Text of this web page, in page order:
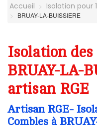
Accueil Isolation pour
BRUAY-LA-BUISSIERE
Isolation des
BRUAY-LA-
artisan RGE
Artisan RGE-
Combles à